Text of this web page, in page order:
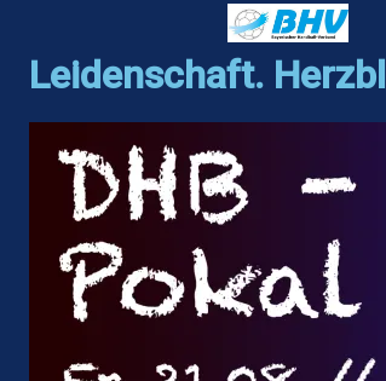
Leidenschaft.